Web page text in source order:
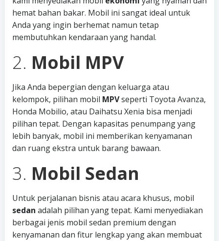
hemat bahan bakar. Mobil ini sangat ideal untuk
Anda yang ingin berhemat namun tetap
membutuhkan kendaraan yang handal.
2. Mobil MPV
Jika Anda bepergian dengan keluarga atau
kelompok, pilihan mobil MPVseperti Toyota Avanza,
Honda Mobilio, atau Daihatsu Xenia bisa menjadi
pilihan tepat. Dengan kapasitas penumpang yang
lebih banyak, mobil ini memberikan kenyamanan
dan ruang ekstra untuk barang bawaan.
3. Mobil Sedan
Untuk perjalanan bisnis atau acara khusus, mobil
sedan adalah pilihan yang tepat. Kami menyediakan
berbagai jenis mobil sedan premium dengan
kenyamanan dan fitur lengkap yang akan membuat